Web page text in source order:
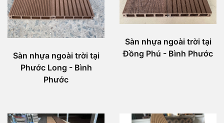
Sàn nhựa ngoài trời tại
Phước Long - Bình
Phước
Sàn nhựa ngoài trời tại
Đồng Phú - Bình Phước